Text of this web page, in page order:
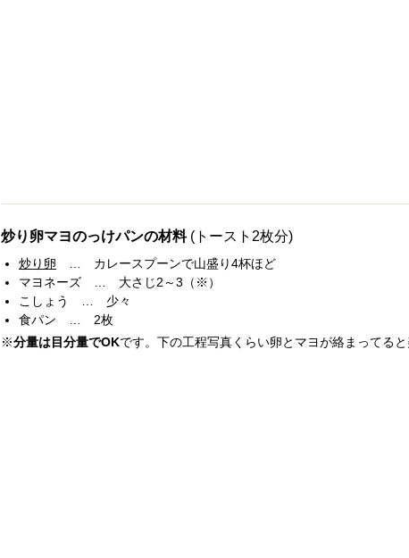
炒り卵マヨのっけパンの材料 (トースト2枚分)
炒り卵 … カレースプーンで山盛り4杯ほど
マヨネーズ … 大さじ2～3（※）
こしょう … 少々
食パン … 2枚
※分量は目分量でOKです。下の工程写真くらい卵とマヨが絡まってると